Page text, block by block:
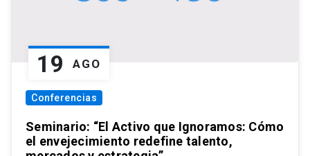
19 AGO
Conferencias
Seminario: “El Activo que Ignoramos: Cómo
el envejecimiento redefine talento,